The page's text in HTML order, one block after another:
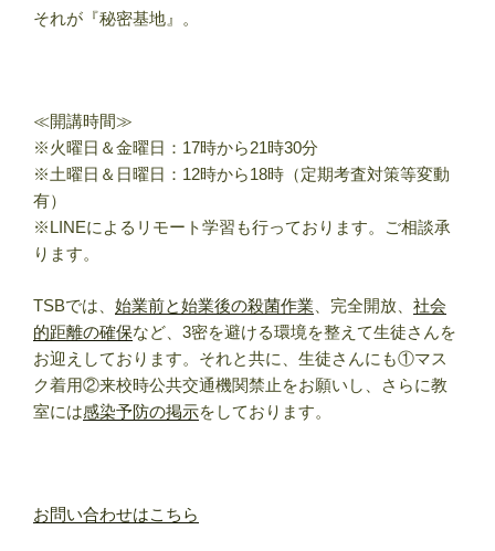
それが『秘密基地』。
≪開講時間≫
※火曜日＆金曜日：17時から21時30分
※土曜日＆日曜日：12時から18時（定期考査対策等変動
有）
※LINEによるリモート学習も行っております。ご相談承
ります。
TSBでは、 始業前と始業後の殺菌作業 、完全開放、 社会
的距離の確保など、3密を避ける環境を整えて生徒さんを
お迎えしております。それと共に、生徒さんにも①マス
ク着用②来校時公共交通機関禁止をお願いし、さらに教
室には感染予防の掲示をしております。
お問い合わせはこちら